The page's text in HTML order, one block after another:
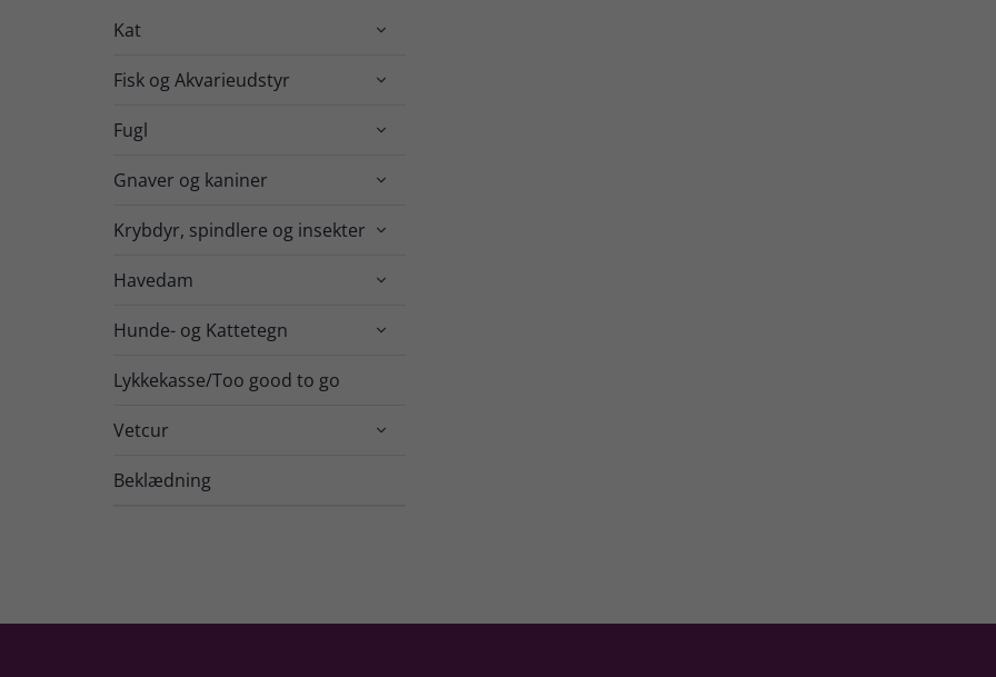
Kat 
Fisk og Akvarieudstyr 
Fugl 
Gnaver og kaniner 
Krybdyr, spindlere og insekter 
Havedam 
Hunde- og Kattetegn 
Lykkekasse/Too good to go
Vetcur 
Beklædning